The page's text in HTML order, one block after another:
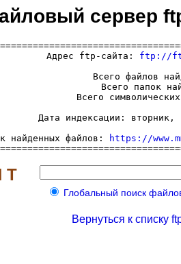
сервер
  Адрес ftp-сайта:
ftp://
Всего файлов
Всего папок
Всего
Дата индексации: вторник,
найденных файлов:
https://
Т
Глобальный поиск
Вернуться к списку